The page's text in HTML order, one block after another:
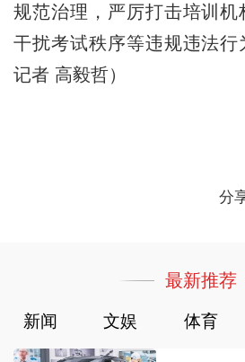
规范治理，严厉打击培训机
干扰考试秩序等违规违法行
记者 高毅哲）
分
最新推荐
新闻 文娱 体育